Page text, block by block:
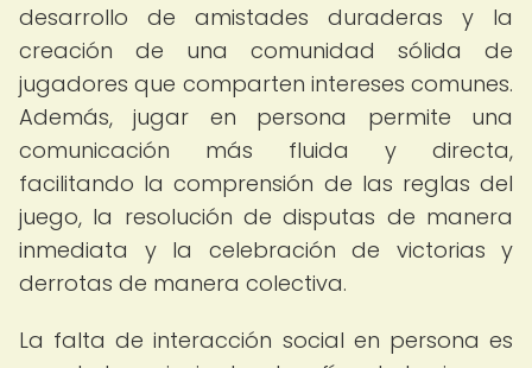
desarrollo de amistades duraderas y la
creación de una comunidad sólida de
jugadores que comparten intereses comunes.
Además, jugar en persona permite una
comunicación más fluida y directa,
facilitando la comprensión de las reglas del
juego, la resolución de disputas de manera
inmediata y la celebración de victorias y
derrotas de manera colectiva.
La falta de interacción social en persona es